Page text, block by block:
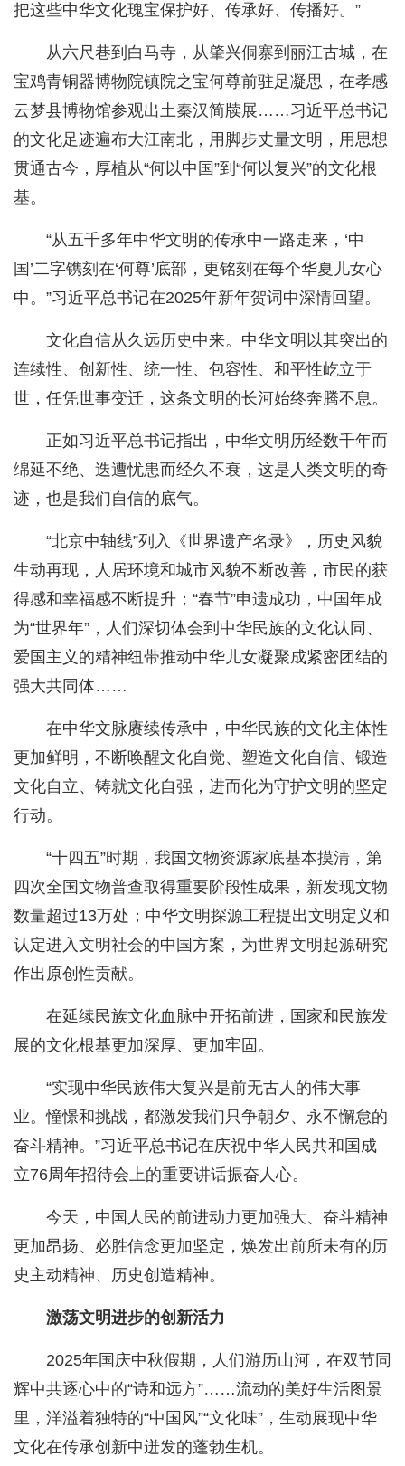
把这些中华文化瑰宝保护好、传承好、传播好。”
从六尺巷到白马寺，从肇兴侗寨到丽江古城，在
宝鸡青铜器博物院镇院之宝何尊前驻足凝思，在孝感
云梦县博物馆参观出土秦汉简牍展……习近平总书记
的文化足迹遍布大江南北，用脚步丈量文明，用思想
贯通古今，厚植从“何以中国”到“何以复兴”的文化根
基。
“从五千多年中华文明的传承中一路走来，‘中
国’二字镌刻在‘何尊’底部，更铭刻在每个华夏儿女心
中。”习近平总书记在2025年新年贺词中深情回望。
文化自信从久远历史中来。中华文明以其突出的
连续性、创新性、统一性、包容性、和平性屹立于
世，任凭世事变迁，这条文明的长河始终奔腾不息。
正如习近平总书记指出，中华文明历经数千年而
绵延不绝、迭遭忧患而经久不衰，这是人类文明的奇
迹，也是我们自信的底气。
“北京中轴线”列入《世界遗产名录》，历史风貌
生动再现，人居环境和城市风貌不断改善，市民的获
得感和幸福感不断提升；“春节”申遗成功，中国年成
为“世界年”，人们深切体会到中华民族的文化认同、
爱国主义的精神纽带推动中华儿女凝聚成紧密团结的
强大共同体……
在中华文脉赓续传承中，中华民族的文化主体性
更加鲜明，不断唤醒文化自觉、塑造文化自信、锻造
文化自立、铸就文化自强，进而化为守护文明的坚定
行动。
“十四五”时期，我国文物资源家底基本摸清，第
四次全国文物普查取得重要阶段性成果，新发现文物
数量超过13万处；中华文明探源工程提出文明定义和
认定进入文明社会的中国方案，为世界文明起源研究
作出原创性贡献。
在延续民族文化血脉中开拓前进，国家和民族发
展的文化根基更加深厚、更加牢固。
“实现中华民族伟大复兴是前无古人的伟大事
业。憧憬和挑战，都激发我们只争朝夕、永不懈怠的
奋斗精神。”习近平总书记在庆祝中华人民共和国成
立76周年招待会上的重要讲话振奋人心。
今天，中国人民的前进动力更加强大、奋斗精神
更加昂扬、必胜信念更加坚定，焕发出前所未有的历
史主动精神、历史创造精神。
激荡文明进步的创新活力
2025年国庆中秋假期，人们游历山河，在双节同
辉中共逐心中的“诗和远方”……流动的美好生活图景
里，洋溢着独特的“中国风”“文化味”，生动展现中华
文化在传承创新中迸发的蓬勃生机。